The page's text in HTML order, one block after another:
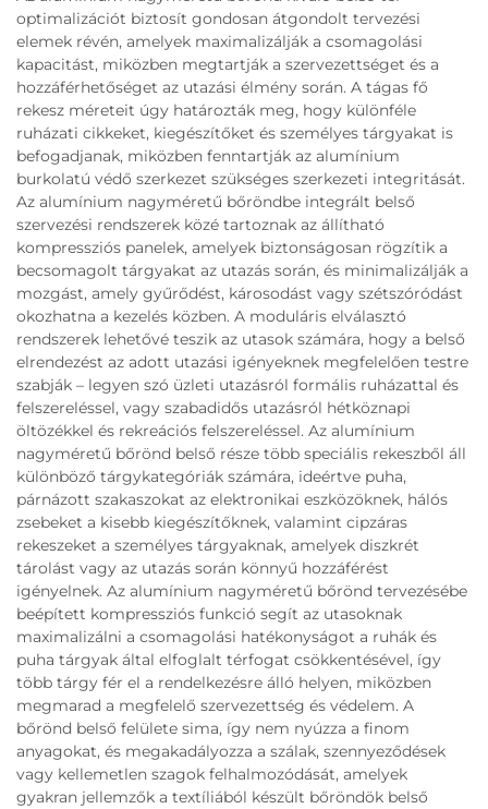
optimalizációt biztosít gondosan átgondolt tervezési
elemek révén, amelyek maximalizálják a csomagolási
kapacitást, miközben megtartják a szervezettséget és a
hozzáférhetőséget az utazási élmény során. A tágas fő
rekesz méreteit úgy határozták meg, hogy különféle
ruházati cikkeket, kiegészítőket és személyes tárgyakat is
befogadjanak, miközben fenntartják az alumínium
burkolatú védő szerkezet szükséges szerkezeti integritását.
Az alumínium nagyméretű bőröndbe integrált belső
szervezési rendszerek közé tartoznak az állítható
kompressziós panelek, amelyek biztonságosan rögzítik a
becsomagolt tárgyakat az utazás során, és minimalizálják a
mozgást, amely gyűrődést, károsodást vagy szétszóródást
okozhatna a kezelés közben. A moduláris elválasztó
rendszerek lehetővé teszik az utasok számára, hogy a belső
elrendezést az adott utazási igényeknek megfelelően testre
szabják – legyen szó üzleti utazásról formális ruházattal és
felszereléssel, vagy szabadidős utazásról hétköznapi
öltözékkel és rekreációs felszereléssel. Az alumínium
nagyméretű bőrönd belső része több speciális rekeszből áll
különböző tárgykategóriák számára, ideértve puha,
párnázott szakaszokat az elektronikai eszközöknek, hálós
zsebeket a kisebb kiegészítőknek, valamint cipzáras
rekeszeket a személyes tárgyaknak, amelyek diszkrét
tárolást vagy az utazás során könnyű hozzáférést
igényelnek. Az alumínium nagyméretű bőrönd tervezésébe
beépített kompressziós funkció segít az utasoknak
maximalizálni a csomagolási hatékonyságot a ruhák és
puha tárgyak által elfoglalt térfogat csökkentésével, így
több tárgy fér el a rendelkezésre álló helyen, miközben
megmarad a megfelelő szervezettség és védelem. A
bőrönd belső felülete sima, így nem nyúzza a finom
anyagokat, és megakadályozza a szálak, szennyeződések
vagy kellemetlen szagok felhalmozódását, amelyek
gyakran jellemzők a textíliából készült bőröndök belső